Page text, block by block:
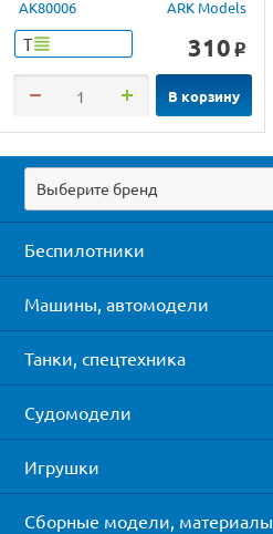
AK80006 ARK Models
Т 310 o
В корзину
Выберите бренд
Беспилотники
Машины, автомодели
Танки, спецтехника
Судомодели
Игрушки
Сборные модели, материалы